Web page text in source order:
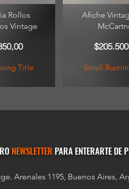
Rollos
Vintage
Title
Afiche
Small
NEWSLETTER PARA ENTERARTE DE
Arenales 1195, Buenos Aires,